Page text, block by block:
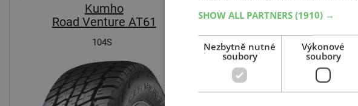
Kumho
Road Venture AT61
104S
Bridgestone
Duravis Van Winter
109H
C,Enliten
SHOW ALL PARTNERS (1910) →
Nezbytně nutné
soubory
Výkonové
soubory